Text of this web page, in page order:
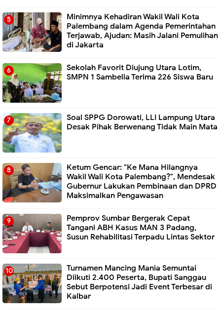
Minimnya Kehadiran Wakil Wali Kota
Palembang dalam Agenda Pemerintahan
Terjawab, Ajudan: Masih Jalani Pemulihan
di Jakarta
Sekolah Favorit Diujung Utara Lotim,
SMPN 1 Sambelia Terima 226 Siswa Baru ‎
Soal SPPG Dorowati, LLI Lampung Utara
Desak Pihak Berwenang Tidak Main Mata
Ketum Gencar: "Ke Mana Hilangnya
Wakil Wali Kota Palembang?", Mendesak
Gubernur Lakukan Pembinaan dan DPRD
Maksimalkan Pengawasan
Pemprov Sumbar Bergerak Cepat
Tangani ABH Kasus MAN 3 Padang,
Susun Rehabilitasi Terpadu Lintas Sektor
Turnamen Mancing Mania Semuntai
Diikuti 2.400 Peserta, Bupati Sanggau
Sebut Berpotensi Jadi Event Terbesar di
Kalbar